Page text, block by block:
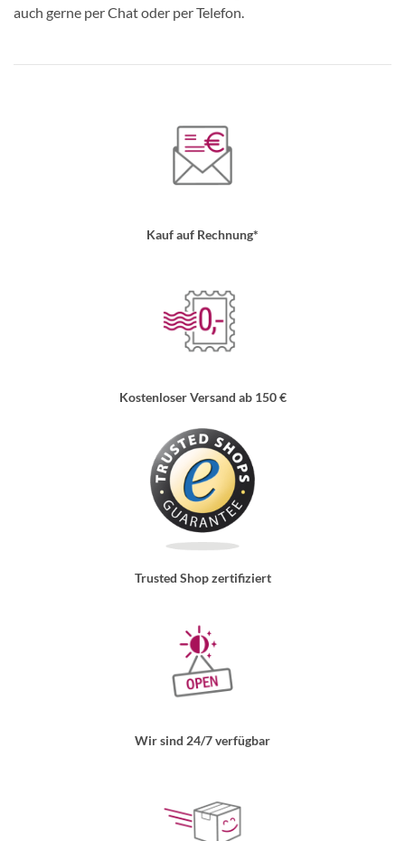
auch gerne per Chat oder per Telefon.
Kauf auf Rechnung*
Kostenloser Versand ab 150 €
Trusted Shop zertifiziert
Wir sind 24/7 verfügbar